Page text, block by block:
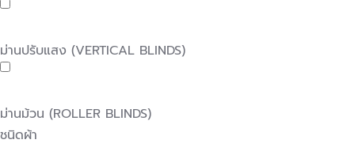
ม่านปรับแสง (VERTICAL BLINDS)
ม่านม้วน (ROLLER BLINDS)
ชนิดผ้า